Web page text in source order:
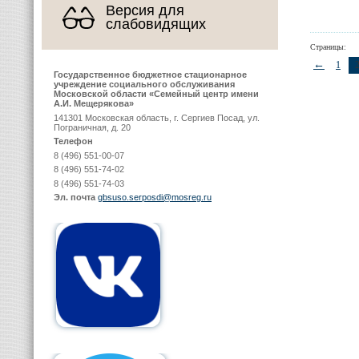
Версия для
слабовидящих
Государственное бюджетное стационарное
учреждение социального обслуживания
Московской области «Семейный центр имени
А.И. Мещерякова»
141301 Московская область, г. Сергиев Посад, ул.
Пограничная, д. 20
Телефон
8 (496) 551-00-07
8 (496) 551-74-02
8 (496) 551-74-03
Эл. почта gbsuso.serposdi@mosreg.ru
Страницы:
← 1 2